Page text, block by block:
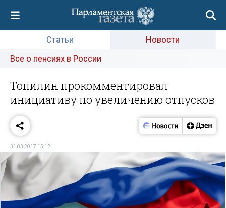
Статьи
Новости
Все о пенсиях в России
Топилин прокомментировал
инициативу по увеличению отпусков
31.03.2017 15:12